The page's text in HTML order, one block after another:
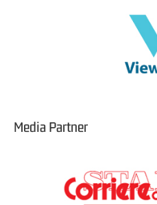
Media Partner